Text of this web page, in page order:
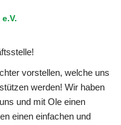
vorstellen, welche uns
werden! Wir haben
und mit Ole einen
einen einfachen und